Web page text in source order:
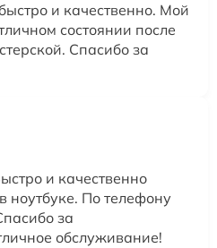
и качественно. Мой
состоянии после
Спасибо за
и качественно
ноутбуке. По телефону
за
обслуживание!